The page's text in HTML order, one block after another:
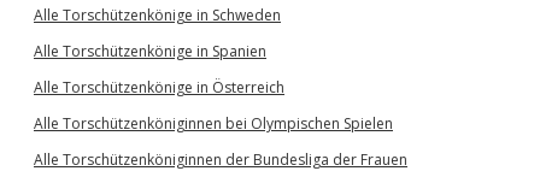
Alle Torschützenkönige in Schweden
Alle Torschützenkönige in Spanien
Alle Torschützenkönige in Österreich
Alle Torschützenköniginnen bei Olympischen Spielen
Alle Torschützenköniginnen der Bundesliga der Frauen